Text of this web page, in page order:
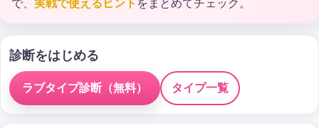
で、 実戦で使えるヒント をまとめてチェック。
診断をはじめる
ラブタイプ診断（無料） タイプ一覧